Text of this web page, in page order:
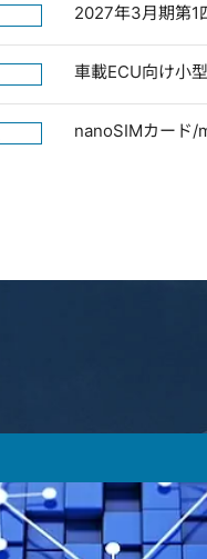
2027年3月期第1
車載ECU向け小
nanoSIMカード/